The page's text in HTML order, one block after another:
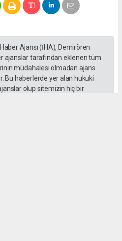
Ajansı (İHA), Demirören
ajanslar tarafından eklenen tüm
müdahalesi olmadan ajans
Bu haberlerde yer alan hukuki
olup sitemizin hiç bir